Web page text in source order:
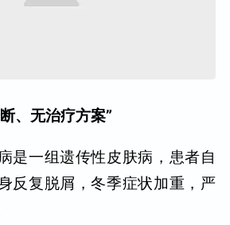
、无治疗方案”
是一组遗传性皮肤病，患者自
反复脱屑，冬季症状加重，严